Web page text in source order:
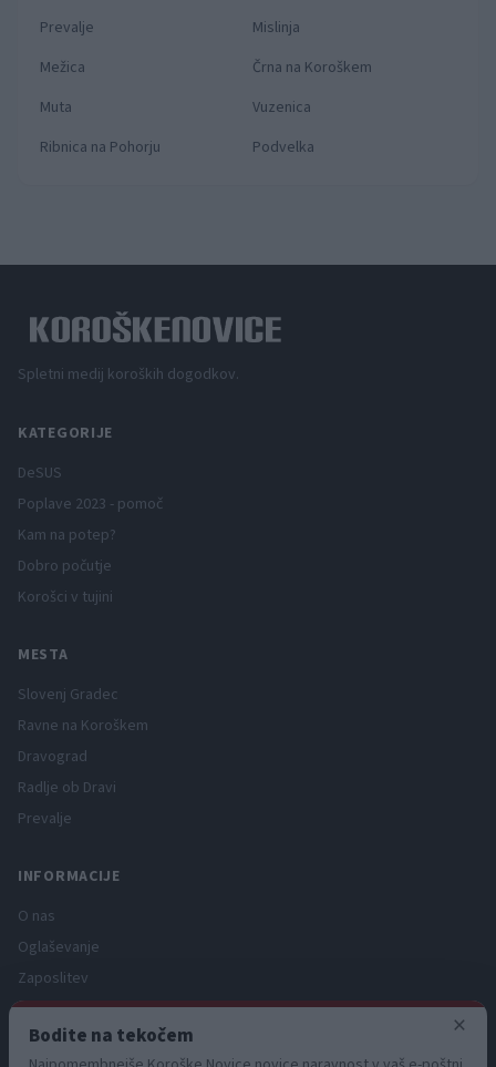
Prevalje
Mislinja
Mežica
Črna na Koroškem
Muta
Vuzenica
Ribnica na Pohorju
Podvelka
Spletni medij koroških dogodkov.
KATEGORIJE
DeSUS
Poplave 2023 - pomoč
Kam na potep?
Dobro počutje
Korošci v tujini
MESTA
Slovenj Gradec
Ravne na Koroškem
Dravograd
Radlje ob Dravi
Prevalje
INFORMACIJE
O nas
Oglaševanje
Zaposlitev
Pravno obvestilo
Zasebnost in piškotki
×
Bodite na tekočem